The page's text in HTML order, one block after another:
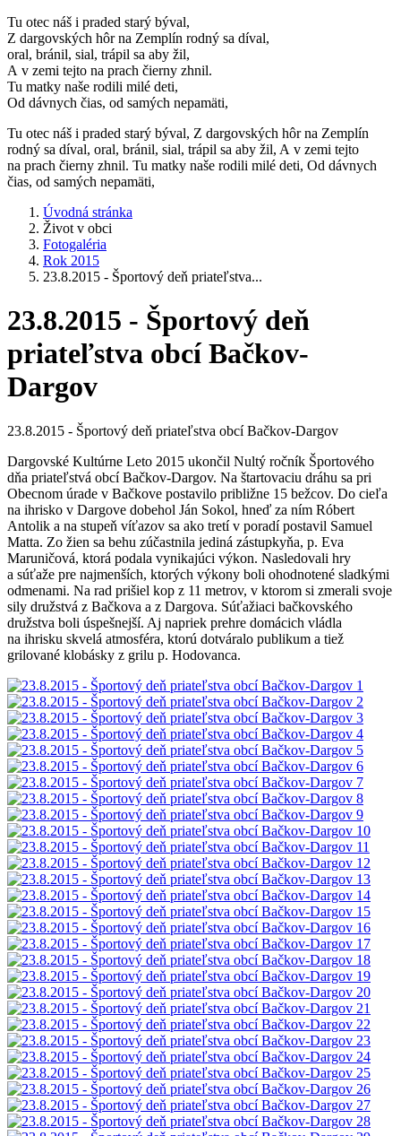
Tu otec náš i praded starý býval,
Z dargovských hôr na Zemplín rodný sa díval,
oral, bránil, sial, trápil sa aby žil,
A v zemi tejto na prach čierny zhnil.
Tu matky naše rodili milé deti,
Od dávnych čias, od samých nepamäti,
Tu otec náš i praded starý býval, Z dargovských hôr na Zemplín
rodný sa díval, oral, bránil, sial, trápil sa aby žil, A v zemi tejto
na prach čierny zhnil. Tu matky naše rodili milé deti, Od dávnych
čias, od samých nepamäti,
Úvodná stránka
Život v obci
Fotogaléria
Rok 2015
23.8.2015 - Športový deň priateľstva...
23.8.2015 - Športový deň
priateľstva obcí Bačkov-
Dargov
23.8.2015 - Športový deň priateľstva obcí Bačkov-Dargov
Dargovské Kultúrne Leto 2015 ukončil Nultý ročník Športového
dňa priateľstvá obcí Bačkov-Dargov. Na štartovaciu dráhu sa pri
Obecnom úrade v Bačkove postavilo približne 15 bežcov. Do cieľa
na ihrisko v Dargove dobehol Ján Sokol, hneď za ním Róbert
Antolik a na stupeň víťazov sa ako tretí v poradí postavil Samuel
Matta. Zo žien sa behu zúčastnila jediná zástupkyňa, p. Eva
Maruničová, ktorá podala vynikajúci výkon. Nasledovali hry
a súťaže pre najmenších, ktorých výkony boli ohodnotené sladkými
odmenami. Na rad prišiel kop z 11 metrov, v ktorom si zmerali svoje
sily družstvá z Bačkova a z Dargova. Súťažiaci bačkovského
družstva boli úspešnejší. Aj napriek prehre domácich vládla
na ihrisku skvelá atmosféra, ktorú dotváralo publikum a tiež
grilované klobásky z grilu p. Hodovanca.